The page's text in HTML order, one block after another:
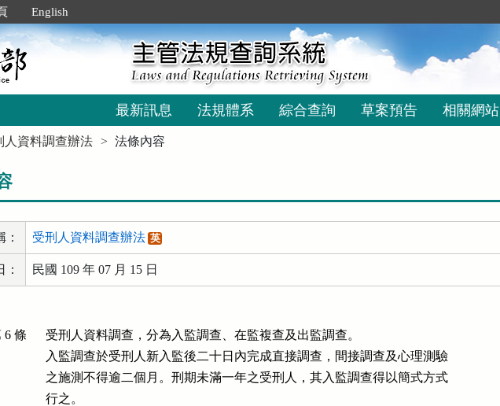
English
最新訊息 法規體系 綜合查詢 草案預告 相關網站
人資料調查辦法 法條內容
受刑人資料調查辦法 英
民國 109 年 07 月 15 日
6 條
受刑人資料調查，分為入監調查、在監複查及出監調查。
入監調查於受刑人新入監後二十日內完成直接調查，間接調查及心理測驗
之施測不得逾二個月。刑期未滿一年之受刑人，其入監調查得以簡式方式
行之。